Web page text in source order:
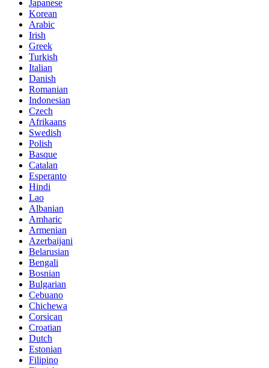
Japanese
Korean
Arabic
Irish
Greek
Turkish
Italian
Danish
Romanian
Indonesian
Czech
Afrikaans
Swedish
Polish
Basque
Catalan
Esperanto
Hindi
Lao
Albanian
Amharic
Armenian
Azerbaijani
Belarusian
Bengali
Bosnian
Bulgarian
Cebuano
Chichewa
Corsican
Croatian
Dutch
Estonian
Filipino